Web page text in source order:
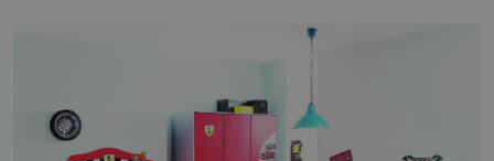
poznáváním památek ve Velkých Losinách nebo v